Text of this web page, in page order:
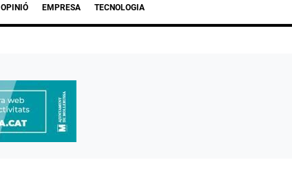
OPINIÓ EMPRESA TECNOLOGIA